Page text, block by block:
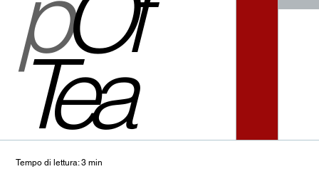
pOf
Tea
Tempo di lettura: 3 min